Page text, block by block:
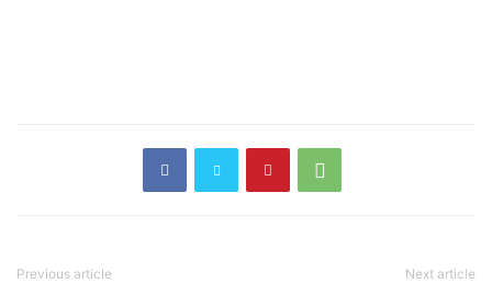
Previous article Next article